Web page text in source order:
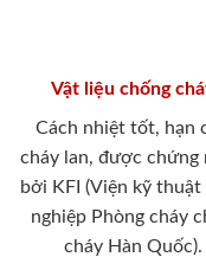
Vật liệu chống
Cách nhiệt tốt, hạn
cháy lan, được chứng
bởi KFI (Viện kỹ thuật
nghiệp Phòng cháy
cháy Hàn Quốc).